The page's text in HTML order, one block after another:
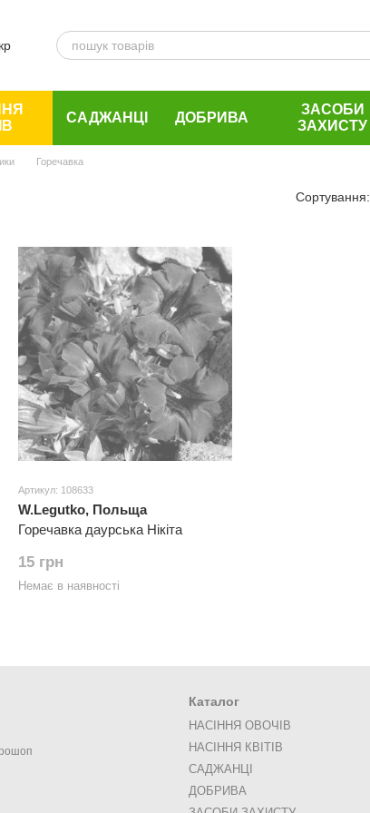
САДЖАНЦІ ДОБРИВА
ЗАСОБИ
ЗАХИСТУ
Горечавка
Сортування:
Артикул: 108633
W.Legutko, Польща
Горечавка даурська Нікіта
15 грн
Немає в наявності
Каталог
НАСІННЯ ОВОЧІВ
НАСІННЯ КВІТІВ
САДЖАНЦІ
ДОБРИВА